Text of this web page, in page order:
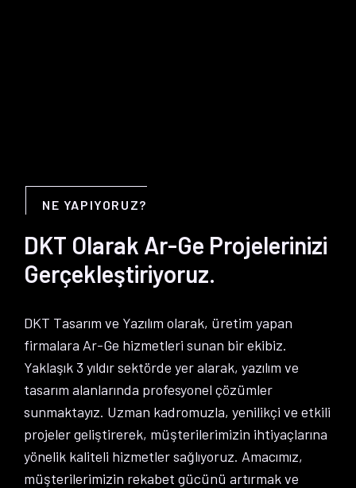
NE YAPIYORUZ?
DKT Olarak Ar-Ge Projelerinizi
Gerçekleştiriyoruz.
DKT Tasarım ve Yazılım olarak, üretim yapan
firmalara Ar-Ge hizmetleri sunan bir ekibiz.
Yaklaşık 3 yıldır sektörde yer alarak, yazılım ve
tasarım alanlarında profesyonel çözümler
sunmaktayız. Uzman kadromuzla, yenilikçi ve etkili
projeler geliştirerek, müşterilerimizin ihtiyaçlarına
yönelik kaliteli hizmetler sağlıyoruz. Amacımız,
müşterilerimizin rekabet gücünü artırmak ve